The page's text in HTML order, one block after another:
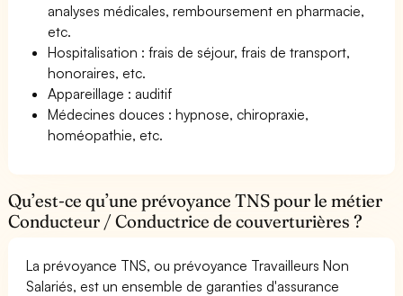
analyses médicales, remboursement en pharmacie,
etc.
Hospitalisation : frais de séjour, frais de transport,
honoraires, etc.
Appareillage : auditif
Médecines douces : hypnose, chiropraxie,
homéopathie, etc.
Qu’est-ce qu’une prévoyance TNS pour le métier
Conducteur / Conductrice de couverturières ?
La prévoyance TNS, ou prévoyance Travailleurs Non
Salariés, est un ensemble de garanties d'assurance